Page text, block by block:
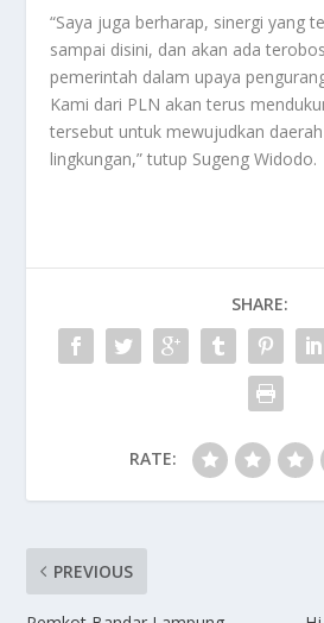
“Saya juga berharap, sinergi yang
sampai disini, dan akan ada
pemerintah dalam upaya
Kami dari PLN akan terus
tersebut untuk mewujudkan
lingkungan,” tutup Sugeng Widodo.
SHARE:
RATE:
PREVIOUS